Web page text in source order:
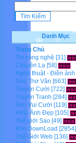
Danh Mục
Trang Chủ
Tin công nghệ [31]
Chuyện Lạ [58]
Nghệ thuật - Điện ảnh
Góc Thơ Văn [663]
Truyện Cười [722]
Truyện Tranh [284]
Ảnh Vui Cười [119]
Hình Ảnh Đẹp [105]
Thế giới Sao [49]
Kho DownLoad [2854]
Thế Giới Web [136]